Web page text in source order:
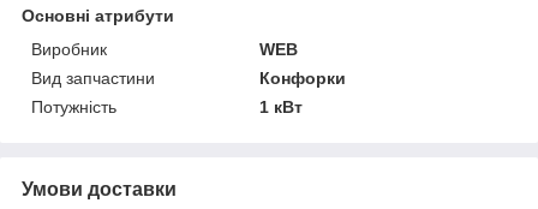
Основні атрибути
Виробник
WEB
Вид запчастини
Конфорки
Потужність
1 кВт
Умови доставки